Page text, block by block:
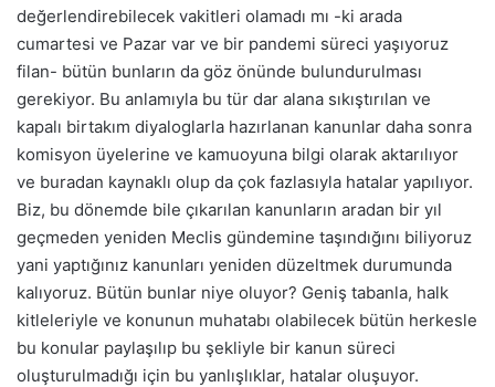
değerlendirebilecek vakitleri olamadı mı -ki arada
cumartesi ve Pazar var ve bir pandemi süreci yaşıyoruz
filan- bütün bunların da göz önünde bulundurulması
gerekiyor. Bu anlamıyla bu tür dar alana sıkıştırılan ve
kapalı birtakım diyaloglarla hazırlanan kanunlar daha sonra
komisyon üyelerine ve kamuoyuna bilgi olarak aktarılıyor
ve buradan kaynaklı olup da çok fazlasıyla hatalar yapılıyor.
Biz, bu dönemde bile çıkarılan kanunların aradan bir yıl
geçmeden yeniden Meclis gündemine taşındığını biliyoruz
yani yaptığınız kanunları yeniden düzeltmek durumunda
kalıyoruz. Bütün bunlar niye oluyor? Geniş tabanla, halk
kitleleriyle ve konunun muhatabı olabilecek bütün herkesle
bu konular paylaşılıp bu şekliyle bir kanun süreci
oluşturulmadığı için bu yanlışlıklar, hatalar oluşuyor.